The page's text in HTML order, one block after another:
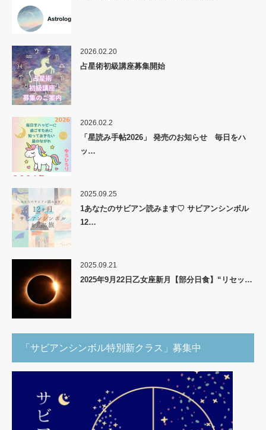
2026.02.20
占星術初級講座募集開始
2026.02.2
「星読み手帖2026」 発売のお知らせ 毎日をハ
ッ…
2025.09.25
1あなたのサビアン読みます♡ サビアンシンボル
12…
2025.09.21
2025年9月22日乙女座新月【部分日食】“リセッ…
「サビアンシンボル特別新クラス」募集中